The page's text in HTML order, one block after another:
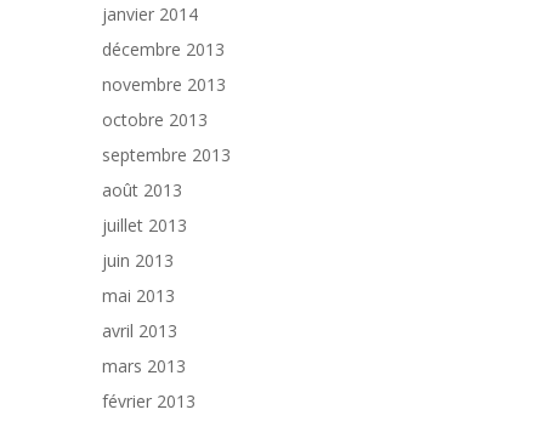
janvier 2014
décembre 2013
novembre 2013
octobre 2013
septembre 2013
août 2013
juillet 2013
juin 2013
mai 2013
avril 2013
mars 2013
février 2013